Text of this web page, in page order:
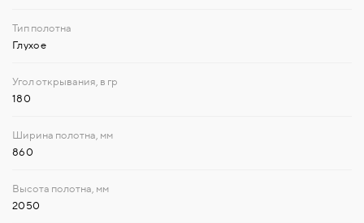
Глухое
180
860
2050